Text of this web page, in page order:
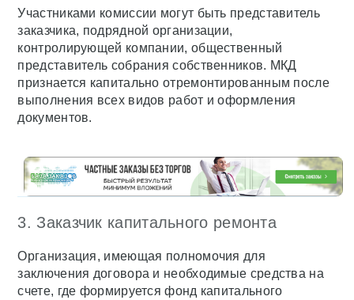
Участниками комиссии могут быть представитель
заказчика, подрядной организации,
контролирующей компании, общественный
представитель собрания собственников. МКД
признается капитально отремонтированным после
выполнения всех видов работ и оформления
документов.
3. Заказчик капитального ремонта
Организация, имеющая полномочия для
заключения договора и необходимые средства на
счете, где формируется фонд капитального